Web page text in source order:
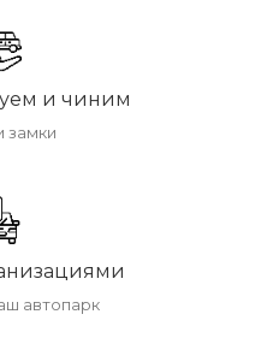
и чиним
замки
автопарк